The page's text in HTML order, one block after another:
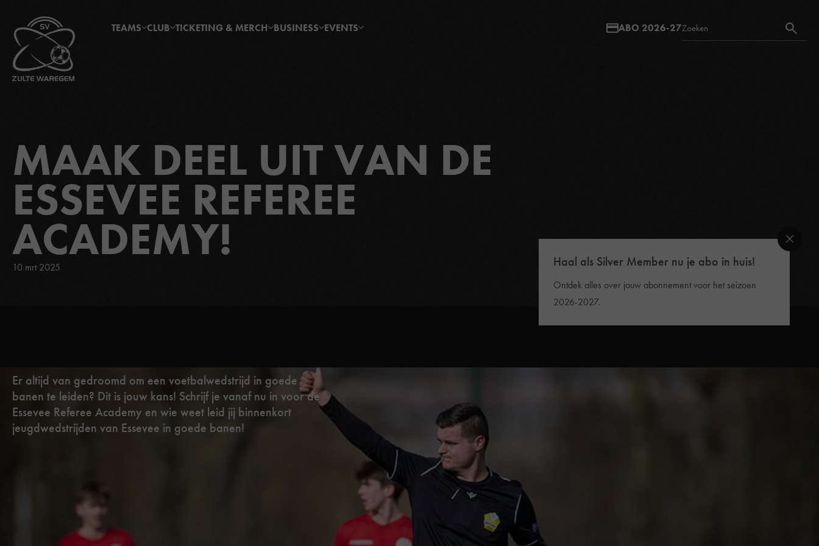
Haal als Silver Member nu je abo in huis!
Ontdek alles over jouw abonnement voor het seizoen
2026-2027.
TEAMS CLUB TICKETING & MERCH BUSINESS EVENTS ABO 2026-27
MAAK DEEL UIT VAN DE
ESSEVEE REFEREE
ACADEMY!
10 mrt 2025
Er altijd van gedroomd om een voetbalwedstrijd in goede
banen te leiden? Dit is jouw kans! Schrijf je vanaf nu in voor de
Essevee Referee Academy en wie weet leid jij binnenkort
jeugdwedstrijden van Essevee in goede banen!